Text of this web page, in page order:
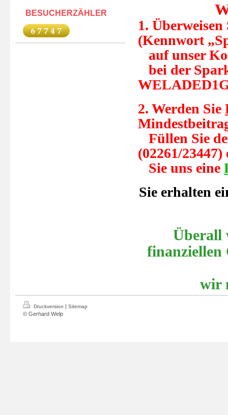
BESUCHERZÄHLER
1.
(Kennwort
auf unser
bei der
2. Werden Sie
Füllen Sie
(02261/
Sie uns eine
Sie erhalten
Überall
finanziellen
wir
Druckversion | Sitemap
© Gerhard Welp